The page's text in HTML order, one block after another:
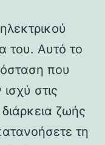
του. Αυτό το
που
στις
ζωής
τη